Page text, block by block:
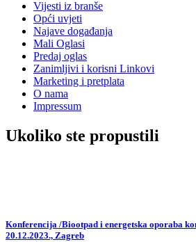
Vijesti iz branše
Opći uvjeti
Najave događanja
Mali Oglasi
Predaj oglas
Zanimljivi i korisni Linkovi
Marketing i pretplata
O nama
Impressum
Ukoliko ste propustili
Konferencija /Biootpad i energetska oporaba
20.12.2023., Zagreb